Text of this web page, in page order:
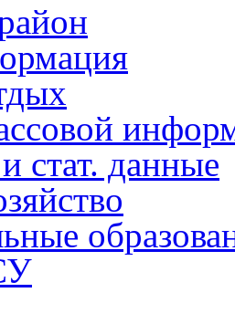
стат. данные